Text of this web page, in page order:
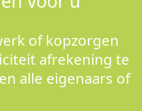
of kopzorgen
afrekening te
alle eigenaars of